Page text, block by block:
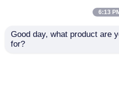
6:13
Good day, what product are
for?